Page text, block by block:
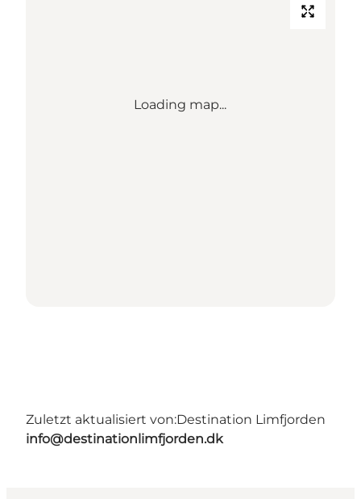
Loading map...
Zuletzt aktualisiert von:Destination Limfjorden
info@destinationlimfjorden.dk